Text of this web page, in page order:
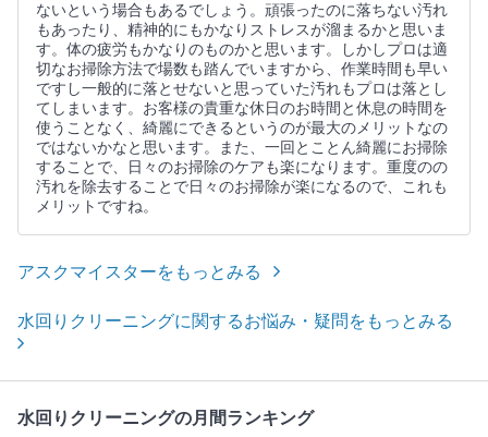
ないという場合もあるでしょう。頑張ったのに落ちない汚れ
もあったり、精神的にもかなりストレスが溜まるかと思いま
す。体の疲労もかなりのものかと思います。しかしプロは適
切なお掃除方法で場数も踏んでいますから、作業時間も早い
ですし一般的に落とせないと思っていた汚れもプロは落とし
てしまいます。お客様の貴重な休日のお時間と休息の時間を
使うことなく、綺麗にできるというのが最大のメリットなの
ではないかなと思います。また、一回とことん綺麗にお掃除
することで、日々のお掃除のケアも楽になります。重度のの
汚れを除去することで日々のお掃除が楽になるので、これも
メリットですね。
アスクマイスターをもっとみる
水回りクリーニングに関するお悩み・疑問をもっとみる
水回りクリーニングの月間ランキング